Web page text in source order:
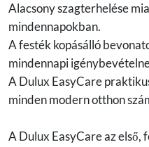
Alacsony szagterhelése
mindennapokban.
A festék kopásálló
mindennapi
A Dulux EasyCare
minden modern otthon
A Dulux EasyCare az